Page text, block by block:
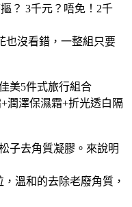
？ 3千元？唔免！2千
也沒看錯，一整組只要
美5件式旅行組合
潤澤保濕霜+折光透白隔
子去角質凝膠。來說明
，溫和的去除老廢角質，